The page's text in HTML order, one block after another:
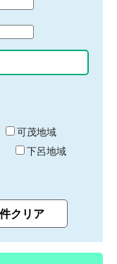
可茂地域
下呂地域